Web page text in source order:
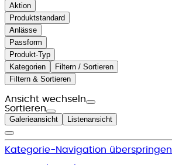
Aktion
Produktstandard
Anlässe
Passform
Produkt-Typ
Kategorien
Filtern / Sortieren
Filtern & Sortieren
Ansicht wechseln
Sortieren
Galerieansicht Listenansicht
Kategorie-Navigation überspringen